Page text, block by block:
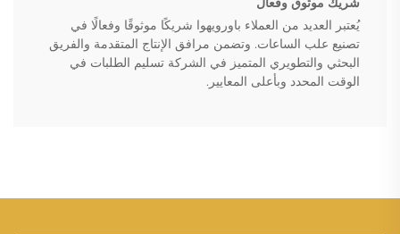
يُعتبر العديد من العملاء باورويهوا شريكًا موثوقًا وفعالًا في
تصنيع علب الساعات. وتضمن مرافق الإنتاج المتقدمة والفريق
البحثي والتطويري المتميز في الشركة تسليم الطلبات في
الوقت المحدد وبأعلى المعايير.